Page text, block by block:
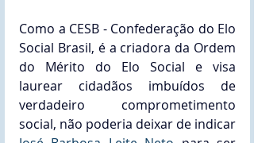
Como a CESB - Confederação do Elo
Social Brasil, é a criadora da Ordem
do Mérito do Elo Social e visa
laurear cidadãos imbuídos de
verdadeiro comprometimento